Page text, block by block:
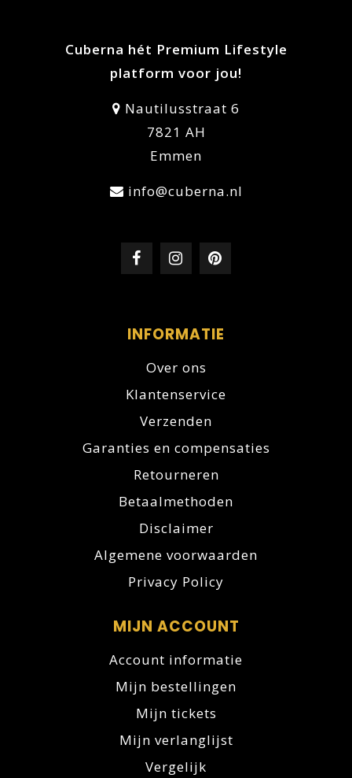
Cuberna hét Premium Lifestyle
platform voor jou!
Nautilusstraat 6
7821 AH
Emmen
info@cuberna.nl
INFORMATIE
Over ons
Klantenservice
Verzenden
Garanties en compensaties
Retourneren
Betaalmethoden
Disclaimer
Algemene voorwaarden
Privacy Policy
MIJN ACCOUNT
Account informatie
Mijn bestellingen
Mijn tickets
Mijn verlanglijst
Vergelijk